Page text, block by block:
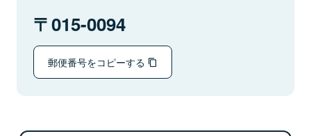
015-0094
郵便番号をコピーする